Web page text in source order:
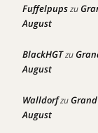
Fuffelpupszu
August
BlackHGTzu
August
Walldorfzu
August